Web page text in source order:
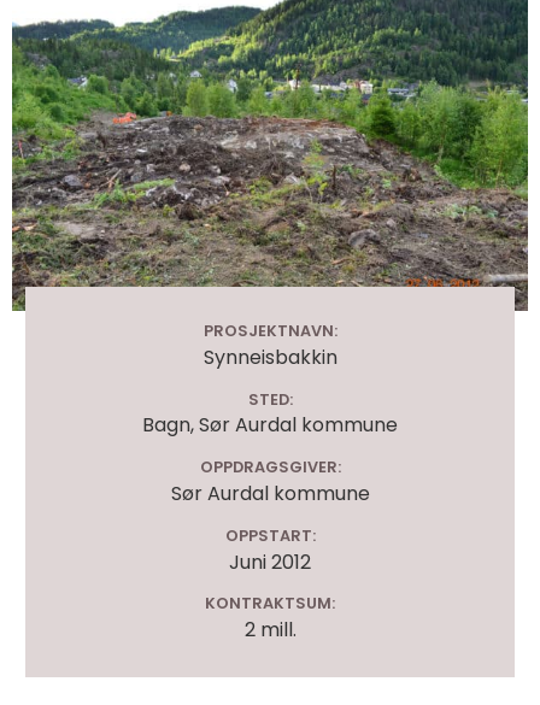
PROSJEKTNAVN:
Synneisbakkin
STED:
Bagn, Sør Aurdal kommune
OPPDRAGSGIVER:
Sør Aurdal kommune
OPPSTART:
Juni 2012
KONTRAKTSUM:
2 mill.